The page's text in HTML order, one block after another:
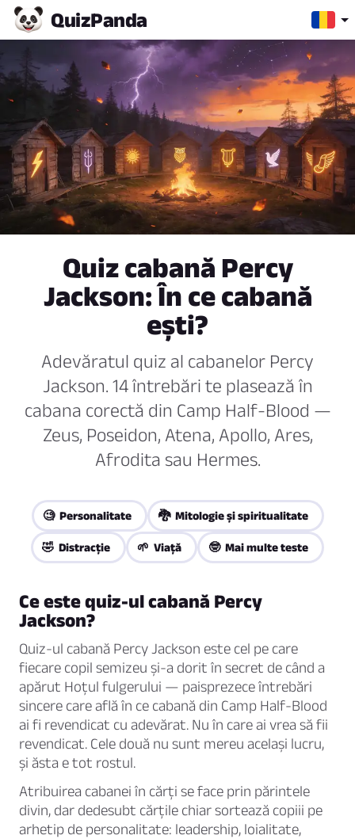
QuizPanda
Quiz cabană Percy
Jackson: În ce cabană
ești?
Adevăratul quiz al cabanelor Percy
Jackson. 14 întrebări te plasează în
cabana corectă din Camp Half-Blood —
Zeus, Poseidon, Atena, Apollo, Ares,
Afrodita sau Hermes.
🧐 Personalitate 🐉 Mitologie și spiritualitate
🤣 Distracţie 🌱 Viaţă 🤓 Mai multe teste
Ce este quiz-ul cabană Percy
Jackson?
Quiz-ul cabană Percy Jackson este cel pe care
fiecare copil semizeu și-a dorit în secret de când a
apărut Hoțul fulgerului — paisprezece întrebări
sincere care află în ce cabană din Camp Half-Blood
ai fi revendicat cu adevărat. Nu în care ai vrea să fii
revendicat. Cele două nu sunt mereu același lucru,
și ăsta e tot rostul.
Atribuirea cabanei în cărți se face prin părintele
divin, dar dedesubt cărțile chiar sortează copiii pe
arhetip de personalitate: leadership, loialitate,